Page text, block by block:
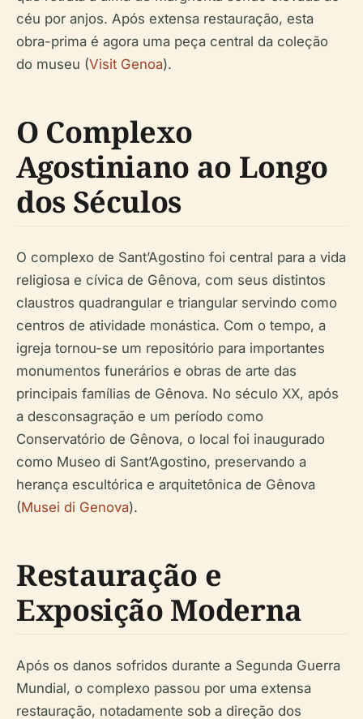
céu por anjos. Após extensa restauração, esta
obra-prima é agora uma peça central da coleção
do museu (Visit Genoa).
O Complexo
Agostiniano ao Longo
dos Séculos
O complexo de Sant’Agostino foi central para a vida
religiosa e cívica de Gênova, com seus distintos
claustros quadrangular e triangular servindo como
centros de atividade monástica. Com o tempo, a
igreja tornou-se um repositório para importantes
monumentos funerários e obras de arte das
principais famílias de Gênova. No século XX, após
a desconsagração e um período como
Conservatório de Gênova, o local foi inaugurado
como Museo di Sant’Agostino, preservando a
herança escultórica e arquitetônica de Gênova
(Musei di Genova).
Restauração e
Exposição Moderna
Após os danos sofridos durante a Segunda Guerra
Mundial, o complexo passou por uma extensa
restauração, notadamente sob a direção dos